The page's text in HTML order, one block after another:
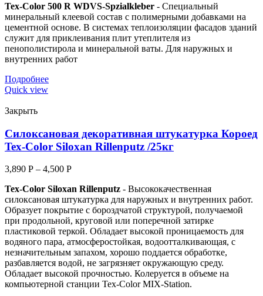
Tex-Color 500 R WDVS-Spzialkleber - Специальный
минеральный клеевой состав с полимерными добавками на
цементной основе. В системах теплоизоляции фасадов зданий
служит для приклеивания плит утеплителя из
пенополистирола и минеральной ваты. Для наружных и
внутренних работ
Подробнее
Quick view
Закрыть
Силоксановая декоративная штукатурка Короед
Tex-Color Siloxan Rillenputz /25кг
3,890 Р – 4,500 Р
Tex-Color Siloxan Rillenputz - Высококачественная
силоксановая штукатурка для наружных и внутренних работ.
Образует покрытие с бороздчатой структурой, получаемой
при продольной, круговой или поперечной затирке
пластиковой теркой. Обладает высокой проницаемость для
водяного пара, атмосферостойкая, водоотталкивающая, с
незначительным запахом, хорошо поддается обработке,
разбавляется водой, не загрязняет окружающую среду.
Обладает высокой прочностью. Колеруется в объеме на
компьютерной станции Tex-Color MIX-Station.